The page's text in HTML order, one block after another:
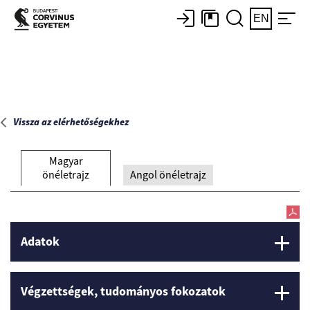
Főoldal
EN
Vissza az elérhetőségekhez
Magyar
önéletrajz
Angol önéletrajz
Adatok
Végzettségek, tudományos fokozatok